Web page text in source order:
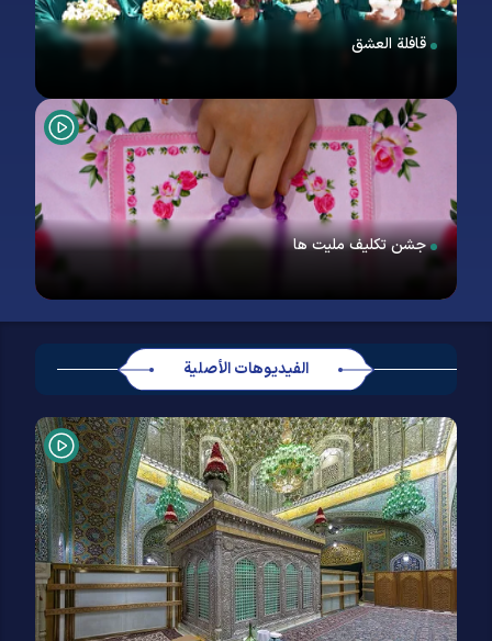
قافلة العشق
جشن تکلیف ملیت ها
الفيديوهات الأصلية